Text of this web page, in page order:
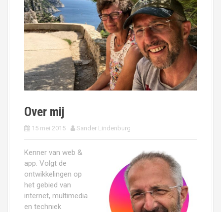
Over mij
15 mei 2015 Sander Lindenburg
Kenner van web &
app. Volgt de
ontwikkelingen op
het gebied van
internet, multimedia
en techniek